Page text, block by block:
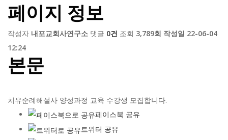
페이지 정보
작성자 내포교회사연구소 댓글 0건 조회 3,789회 작성일 22-06-04
12:24
본문
치유순례해설사 양성과정 교육 수강생 모집합니다.
페이스북 공유
트위터 공유